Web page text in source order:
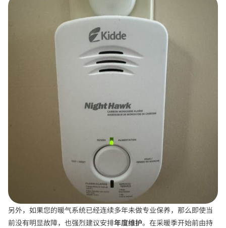
另外，如果您的暖气系统已经连续多年未做专业保养，那么即使当
前没有明显故障，也强烈建议安排年度维护。在采暖季开始前由持